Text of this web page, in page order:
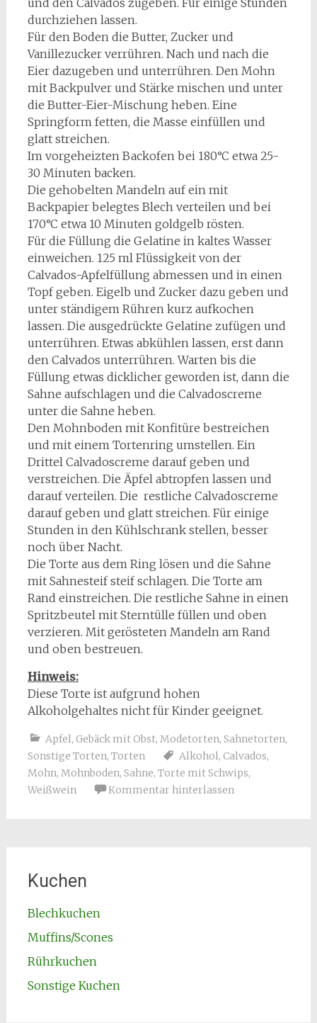
und den Calvados zugeben. Für einige Stunden
durchziehen lassen.
Für den Boden die Butter, Zucker und
Vanillezucker verrühren. Nach und nach die
Eier dazugeben und unterrühren. Den Mohn
mit Backpulver und Stärke mischen und unter
die Butter-Eier-Mischung heben. Eine
Springform fetten, die Masse einfüllen und
glatt streichen.
Im vorgeheizten Backofen bei 180°C etwa 25-
30 Minuten backen.
Die gehobelten Mandeln auf ein mit
Backpapier belegtes Blech verteilen und bei
170°C etwa 10 Minuten goldgelb rösten.
Für die Füllung die Gelatine in kaltes Wasser
einweichen. 125 ml Flüssigkeit von der
Calvados-Apfelfüllung abmessen und in einen
Topf geben. Eigelb und Zucker dazu geben und
unter ständigem Rühren kurz aufkochen
lassen. Die ausgedrückte Gelatine zufügen und
unterrühren. Etwas abkühlen lassen, erst dann
den Calvados unterrühren. Warten bis die
Füllung etwas dicklicher geworden ist, dann die
Sahne aufschlagen und die Calvadoscreme
unter die Sahne heben.
Den Mohnboden mit Konfitüre bestreichen
und mit einem Tortenring umstellen. Ein
Drittel Calvadoscreme darauf geben und
verstreichen. Die Äpfel abtropfen lassen und
darauf verteilen. Die restliche Calvadoscreme
darauf geben und glatt streichen. Für einige
Stunden in den Kühlschrank stellen, besser
noch über Nacht.
Die Torte aus dem Ring lösen und die Sahne
mit Sahnesteif steif schlagen. Die Torte am
Rand einstreichen. Die restliche Sahne in einen
Spritzbeutel mit Sterntülle füllen und oben
verzieren. Mit gerösteten Mandeln am Rand
und oben bestreuen.
Hinweis:
Diese Torte ist aufgrund hohen
Alkoholgehaltes nicht für Kinder geeignet.
Apfel, Gebäck mit Obst, Modetorten, Sahnetorten,
Sonstige Torten, Torten Alkohol, Calvados,
Mohn, Mohnboden, Sahne, Torte mit Schwips,
Weißwein
Kommentar hinterlassen
Kuchen
Blechkuchen
Muffins/Scones
Rührkuchen
Sonstige Kuchen